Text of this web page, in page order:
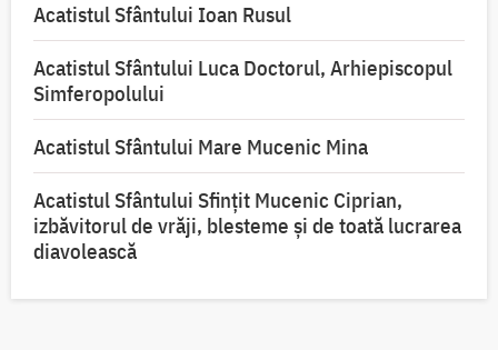
Acatistul Sfântului Ioan Rusul
Acatistul Sfântului Luca Doctorul, Arhiepiscopul
Simferopolului
Acatistul Sfântului Mare Mucenic Mina
Acatistul Sfântului Sfințit Mucenic Ciprian,
izbăvitorul de vrăji, blesteme și de toată lucrarea
diavolească